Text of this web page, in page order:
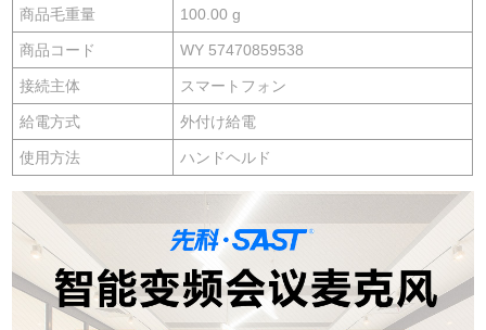
商品毛重量 100.00 g
商品コード WY 57470859538
接続主体 スマートフォン
給電方式 外付け給電
使用方法 ハンドヘルド